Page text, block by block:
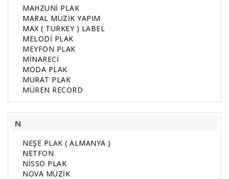
MAHZUNİ PLAK
MARAL MÜZİK YAPIM
MAX ( TURKEY ) LABEL
MELODİ PLAK
MEYFON PLAK
MİNARECİ
MODA PLAK
MURAT PLAK
MÜREN RECORD
N
NEŞE PLAK ( ALMANYA )
NETFON
NİSSO PLAK
NOVA MÜZİK